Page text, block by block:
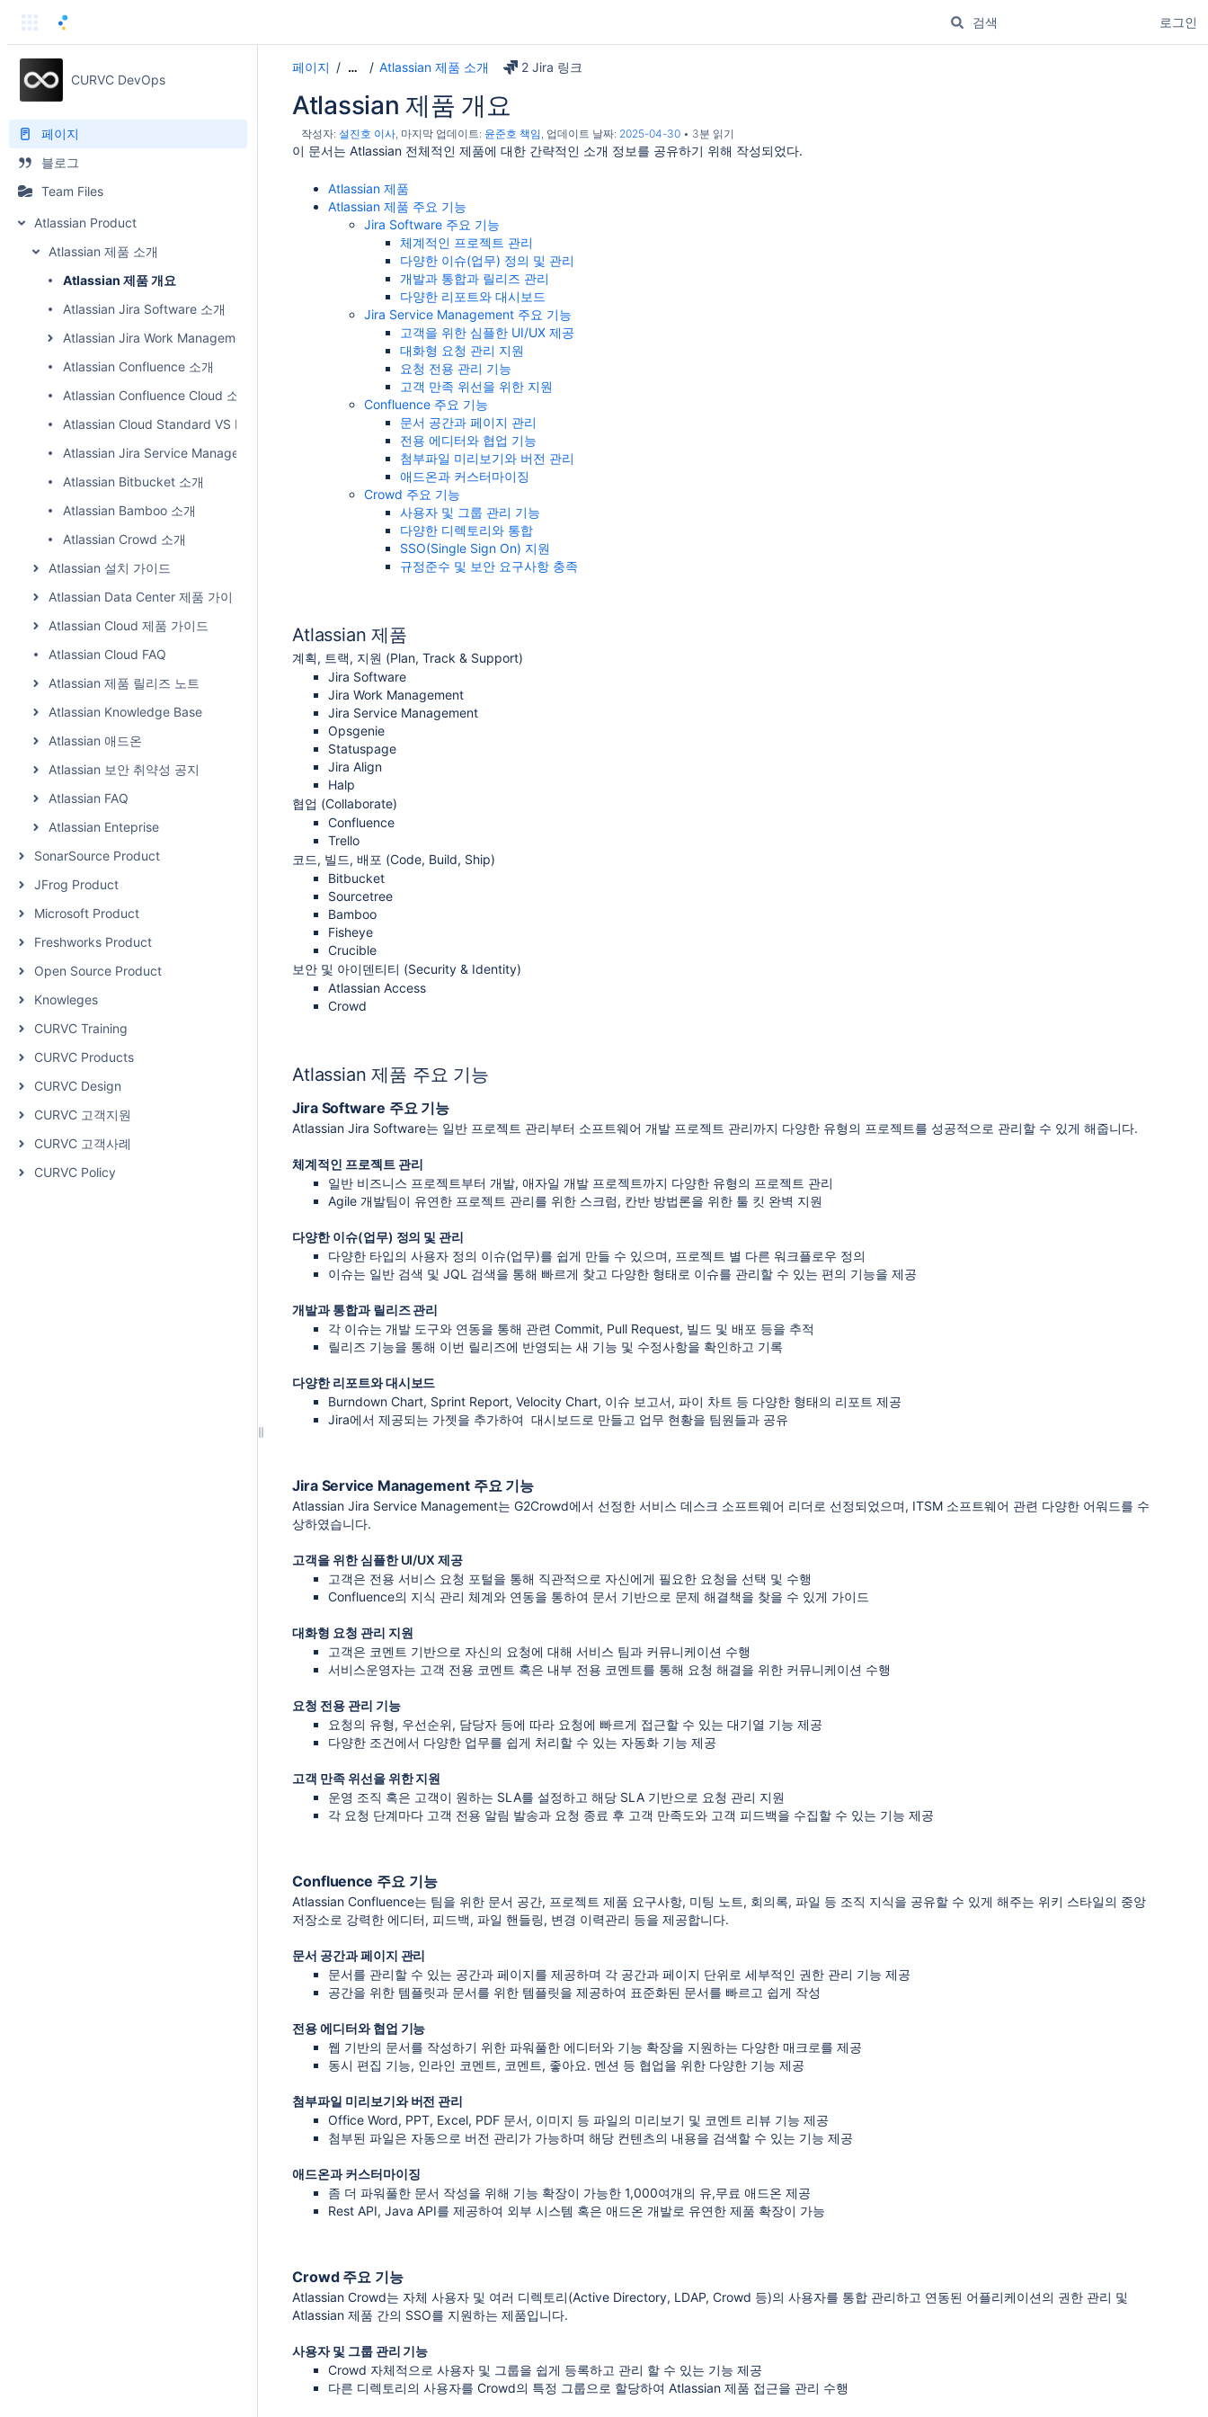
로그인
CURVC DevOps
페이지
블로그
Team Files
Atlassian Product
Atlassian 제품 소개
Atlassian 제품 개요
Atlassian Jira Software 소개
Atlassian Jira Work Management 소개
Atlassian Confluence 소개
Atlassian Confluence Cloud 소개
Atlassian Cloud Standard VS Premium
Atlassian Jira Service Management 소개
Atlassian Bitbucket 소개
Atlassian Bamboo 소개
Atlassian Crowd 소개
Atlassian 설치 가이드
Atlassian Data Center 제품 가이드
Atlassian Cloud 제품 가이드
Atlassian Cloud FAQ
Atlassian 제품 릴리즈 노트
Atlassian Knowledge Base
Atlassian 애드온
Atlassian 보안 취약성 공지
Atlassian FAQ
Atlassian Enteprise
SonarSource Product
JFrog Product
Microsoft Product
Freshworks Product
Open Source Product
Knowleges
CURVC Training
CURVC Products
CURVC Design
CURVC 고객지원
CURVC 고객사례
CURVC Policy
페이지 … Atlassian 제품 소개 2 Jira 링크
Atlassian 제품 개요
작성자: 설진호 이사, 마지막 업데이트: 윤준호 책임, 업데이트 날짜: 2025-04-30 3분 읽기
이 문서는 Atlassian 전체적인 제품에 대한 간략적인 소개 정보를 공유하기 위해 작성되었다.
Atlassian 제품
Atlassian 제품 주요 기능
Jira Software 주요 기능
체계적인 프로젝트 관리
다양한 이슈(업무) 정의 및 관리
개발과 통합과 릴리즈 관리
다양한 리포트와 대시보드
Jira Service Management 주요 기능
고객을 위한 심플한 UI/UX 제공
대화형 요청 관리 지원
요청 전용 관리 기능
고객 만족 위선을 위한 지원
Confluence 주요 기능
문서 공간과 페이지 관리
전용 에디터와 협업 기능
첨부파일 미리보기와 버전 관리
애드온과 커스터마이징
Crowd 주요 기능
사용자 및 그룹 관리 기능
다양한 디렉토리와 통합
SSO(Single Sign On) 지원
규정준수 및 보안 요구사항 충족
Atlassian 제품
계획, 트랙, 지원 (Plan, Track & Support)
Jira Software
Jira Work Management
Jira Service Management
Opsgenie
Statuspage
Jira Align
Halp
협업 (Collaborate)
Confluence
Trello
코드, 빌드, 배포 (Code, Build, Ship)
Bitbucket
Sourcetree
Bamboo
Fisheye
Crucible
보안 및 아이덴티티 (Security & Identity)
Atlassian Access
Crowd
Atlassian 제품 주요 기능
Jira Software 주요 기능
Atlassian Jira Software는 일반 프로젝트 관리부터 소프트웨어 개발 프로젝트 관리까지 다양한 유형의 프로젝트를 성공적으로 관리할 수 있게 해줍니다.
체계적인 프로젝트 관리
일반 비즈니스 프로젝트부터 개발, 애자일 개발 프로젝트까지 다양한 유형의 프로젝트 관리
Agile 개발팀이 유연한 프로젝트 관리를 위한 스크럼, 칸반 방법론을 위한 툴 킷 완벽 지원
다양한 이슈(업무) 정의 및 관리
다양한 타입의 사용자 정의 이슈(업무)를 쉽게 만들 수 있으며, 프로젝트 별 다른 워크플로우 정의
이슈는 일반 검색 및 JQL 검색을 통해 빠르게 찾고 다양한 형태로 이슈를 관리할 수 있는 편의 기능을 제공
개발과 통합과 릴리즈 관리
각 이슈는 개발 도구와 연동을 통해 관련 Commit, Pull Request, 빌드 및 배포 등을 추적
릴리즈 기능을 통해 이번 릴리즈에 반영되는 새 기능 및 수정사항을 확인하고 기록
다양한 리포트와 대시보드
Burndown Chart, Sprint Report, Velocity Chart, 이슈 보고서, 파이 차트 등 다양한 형태의 리포트 제공
Jira에서 제공되는 가젯을 추가하여 대시보드로 만들고 업무 현황을 팀원들과 공유
Jira Service Management 주요 기능
Atlassian Jira Service Management는 G2Crowd에서 선정한 서비스 데스크 소프트웨어 리더로 선정되었으며, ITSM 소프트웨어 관련 다양한 어워드를 수
상하였습니다.
고객을 위한 심플한 UI/UX 제공
고객은 전용 서비스 요청 포털을 통해 직관적으로 자신에게 필요한 요청을 선택 및 수행
Confluence의 지식 관리 체계와 연동을 통하여 문서 기반으로 문제 해결책을 찾을 수 있게 가이드
대화형 요청 관리 지원
고객은 코멘트 기반으로 자신의 요청에 대해 서비스 팀과 커뮤니케이션 수행
서비스운영자는 고객 전용 코멘트 혹은 내부 전용 코멘트를 통해 요청 해결을 위한 커뮤니케이션 수행
요청 전용 관리 기능
요청의 유형, 우선순위, 담당자 등에 따라 요청에 빠르게 접근할 수 있는 대기열 기능 제공
다양한 조건에서 다양한 업무를 쉽게 처리할 수 있는 자동화 기능 제공
고객 만족 위선을 위한 지원
운영 조직 혹은 고객이 원하는 SLA를 설정하고 해당 SLA 기반으로 요청 관리 지원
각 요청 단계마다 고객 전용 알림 발송과 요청 종료 후 고객 만족도와 고객 피드백을 수집할 수 있는 기능 제공
Confluence 주요 기능
Atlassian Confluence는 팀을 위한 문서 공간, 프로젝트 제품 요구사항, 미팅 노트, 회의록, 파일 등 조직 지식을 공유할 수 있게 해주는 위키 스타일의 중앙
저장소로 강력한 에디터, 피드백, 파일 핸들링, 변경 이력관리 등을 제공합니다.
문서 공간과 페이지 관리
문서를 관리할 수 있는 공간과 페이지를 제공하며 각 공간과 페이지 단위로 세부적인 권한 관리 기능 제공
공간을 위한 템플릿과 문서를 위한 템플릿을 제공하여 표준화된 문서를 빠르고 쉽게 작성
전용 에디터와 협업 기능
웹 기반의 문서를 작성하기 위한 파워풀한 에디터와 기능 확장을 지원하는 다양한 매크로를 제공
동시 편집 기능, 인라인 코멘트, 코멘트, 좋아요. 멘션 등 협업을 위한 다양한 기능 제공
첨부파일 미리보기와 버전 관리
Office Word, PPT, Excel, PDF 문서, 이미지 등 파일의 미리보기 및 코멘트 리뷰 기능 제공
첨부된 파일은 자동으로 버전 관리가 가능하며 해당 컨텐츠의 내용을 검색할 수 있는 기능 제공
애드온과 커스터마이징
좀 더 파워풀한 문서 작성을 위해 기능 확장이 가능한 1,000여개의 유,무료 애드온 제공
Rest API, Java API를 제공하여 외부 시스템 혹은 애드온 개발로 유연한 제품 확장이 가능
Crowd 주요 기능
Atlassian Crowd는 자체 사용자 및 여러 디렉토리(Active Directory, LDAP, Crowd 등)의 사용자를 통합 관리하고 연동된 어플리케이션의 권한 관리 및
Atlassian 제품 간의 SSO를 지원하는 제품입니다.
사용자 및 그룹 관리 기능
Crowd 자체적으로 사용자 및 그룹을 쉽게 등록하고 관리 할 수 있는 기능 제공
다른 디렉토리의 사용자를 Crowd의 특정 그룹으로 할당하여 Atlassian 제품 접근을 관리 수행